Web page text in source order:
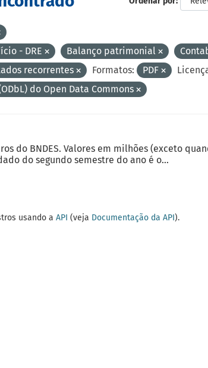
- DRE
Balanço patrimonial
recorrentes Formatos: PDF
do Open Data Commons
do BNDES. Valores em milhões (exceto
do segundo semestre do ano é o...
usando a API (veja Documentação da API).